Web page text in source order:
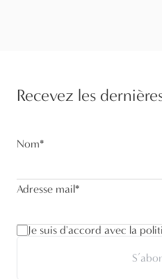
Recevez les
Nom*
Adresse mail*
Je suis d'accord avec la